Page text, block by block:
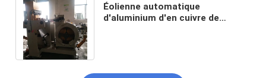
Éolienne automatique
d'aluminium d'en cuivre de